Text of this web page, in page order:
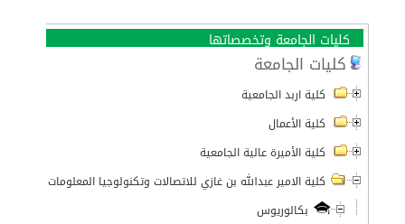
كليات الجامعة وتخصصاتها
كليات الجامعة
كلية اربد الجامعية
كلية الأعمال
كلية الأميرة عالية الجامعية
كلية الامير عبدالله بن غازي للاتصالات وتكنولوجيا المعلومات
بكالوريوس